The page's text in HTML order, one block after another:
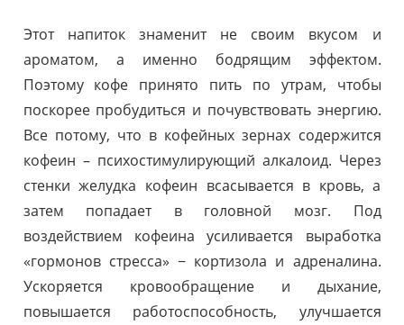
Этот напиток знаменит не своим вкусом и
ароматом, а именно бодрящим эффектом.
Поэтому кофе принято пить по утрам, чтобы
поскорее пробудиться и почувствовать энергию.
Все потому, что в кофейных зернах содержится
кофеин – психостимулирующий алкалоид. Через
стенки желудка кофеин всасывается в кровь, а
затем попадает в головной мозг. Под
воздействием кофеина усиливается выработка
«гормонов стресса» − кортизола и адреналина.
Ускоряется кровообращение и дыхание,
повышается работоспособность, улучшается